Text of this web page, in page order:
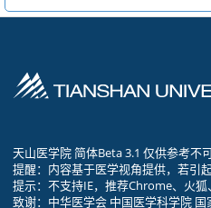
天山医学院 简体Beta 3.1 仅供参考不
提醒：内容基于医学视角提供，若引
提示：不支持IE，推荐Chrome、火
致谢：中华医学会 中国医学科学院